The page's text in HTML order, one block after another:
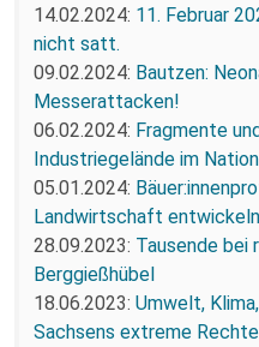
14.02.2024: 11. Februar
nicht satt.
09.02.2024: Bautzen:
Messerattacken!
06.02.2024: Fragmente
Industriegelände im
05.01.2024:
Landwirtschaft
28.09.2023: Tausende bei
Berggießhübel
18.06.2023: Umwelt,
Sachsens extreme Rechte